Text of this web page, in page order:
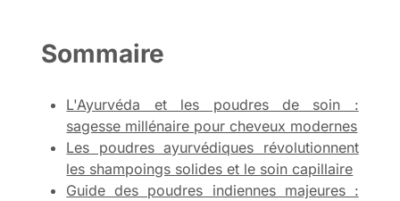
Sommaire
L'Ayurvéda et les poudres de soin :
sagesse millénaire pour cheveux modernes
Les poudres ayurvédiques révolutionnent
les shampoings solides et le soin capillaire
Guide des poudres indiennes majeures :